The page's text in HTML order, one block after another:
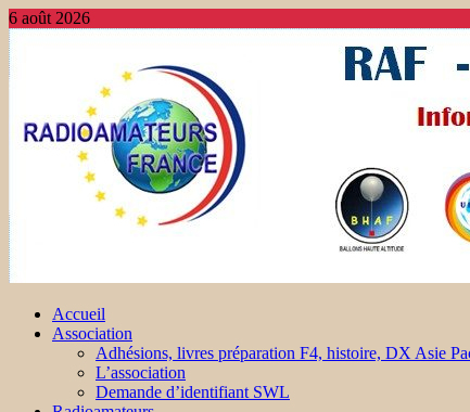
6 août 2026
Accueil
Association
Adhésions, livres préparation F4, histoire, DX Asie
L’association
Demande d’identifiant SWL